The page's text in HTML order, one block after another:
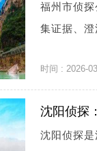
福州市侦
集证据、
时间 : 2026-
沈阳侦探
沈阳侦探